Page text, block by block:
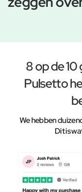
8 op de
Pulsetto
We hebben
Dit is